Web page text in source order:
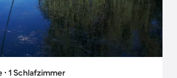
∙ 1 Schlafzimmer